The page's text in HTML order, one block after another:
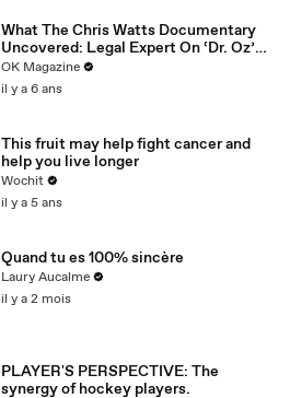
What The Chris Watts Documentary
Uncovered: Legal Expert On ‘Dr. Oz’
Has Theories
OK Magazine
il y a 6 ans
This fruit may help fight cancer and
help you live longer
Wochit
il y a 5 ans
Quand tu es 100% sincère
Laury Aucalme
il y a 2 mois
PLAYER'S PERSPECTIVE: The
synergy of hockey players.